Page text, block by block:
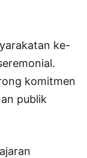
ke-
komitmen
publik